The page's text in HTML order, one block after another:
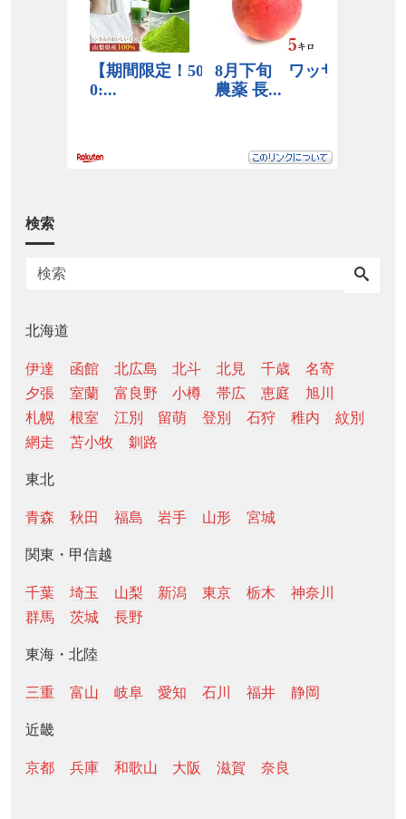
検索
北海道
伊達 函館 北広島 北斗 北見 千歳
名寄
夕張
室蘭 富良野 小樽 帯広 恵庭
旭川
札幌
根室 江別 留萌 登別 石狩 稚内
紋別
網走
苫小牧 釧路
東北
青森 秋田 福島 岩手 山形 宮城
関東・甲信越
千葉 埼玉 山梨 新潟 東京 栃木
神奈川
群馬
茨城 長野
東海・北陸
三重 富山 岐阜 愛知 石川 福井 静岡
近畿
京都 兵庫 和歌山 大阪 滋賀 奈良